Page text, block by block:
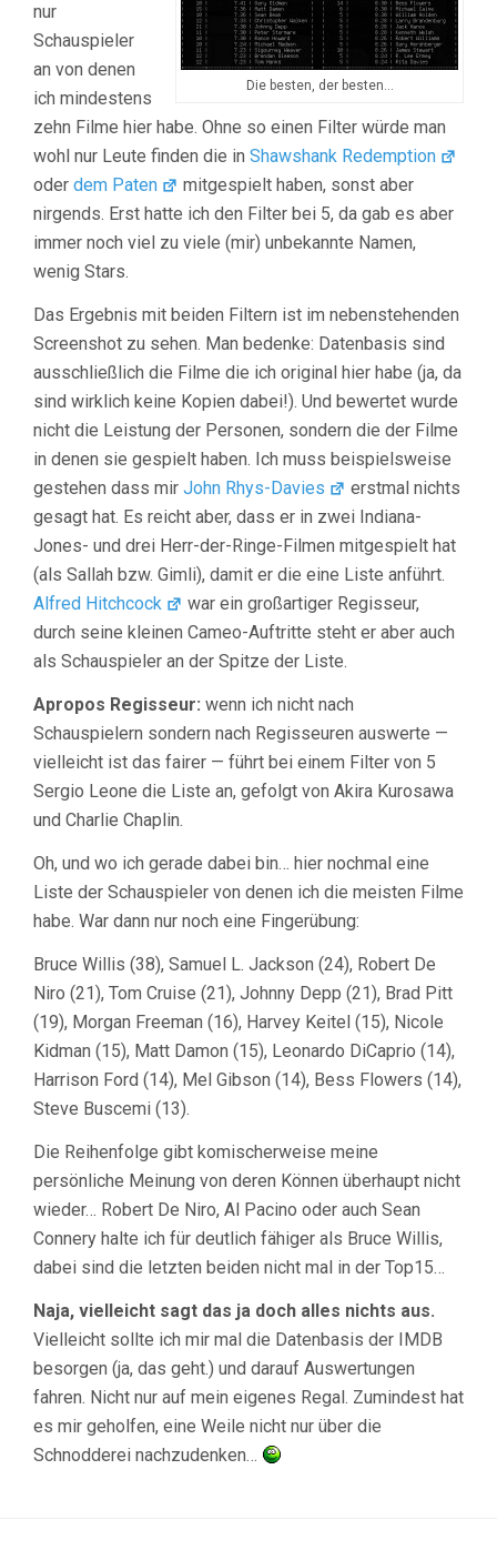
Die besten, der besten…
nur
Schauspieler
an von denen
ich mindestens
zehn Filme hier habe. Ohne so einen Filter würde man
wohl nur Leute finden die in Shawshank Redemption
oder dem Paten
mitgespielt haben, sonst aber
nirgends. Erst hatte ich den Filter bei 5, da gab es aber
immer noch viel zu viele (mir) unbekannte Namen,
wenig Stars.
Das Ergebnis mit beiden Filtern ist im nebenstehenden
Screenshot zu sehen. Man bedenke: Datenbasis sind
ausschließlich die Filme die ich original hier habe (ja, da
sind wirklich keine Kopien dabei!). Und bewertet wurde
nicht die Leistung der Personen, sondern die der Filme
in denen sie gespielt haben. Ich muss beispielsweise
gestehen dass mir John Rhys-Davies
erstmal nichts
gesagt hat. Es reicht aber, dass er in zwei Indiana-
Jones- und drei Herr-der-Ringe-Filmen mitgespielt hat
(als Sallah bzw. Gimli), damit er die eine Liste anführt.
Alfred Hitchcock
war ein großartiger Regisseur,
durch seine kleinen Cameo-Auftritte steht er aber auch
als Schauspieler an der Spitze der Liste.
Apropos Regisseur: wenn ich nicht nach
Schauspielern sondern nach Regisseuren auswerte —
vielleicht ist das fairer — führt bei einem Filter von 5
Sergio Leone die Liste an, gefolgt von Akira Kurosawa
und Charlie Chaplin.
Oh, und wo ich gerade dabei bin… hier nochmal eine
Liste der Schauspieler von denen ich die meisten Filme
habe. War dann nur noch eine Fingerübung:
Bruce Willis (38), Samuel L. Jackson (24), Robert De
Niro (21), Tom Cruise (21), Johnny Depp (21), Brad Pitt
(19), Morgan Freeman (16), Harvey Keitel (15), Nicole
Kidman (15), Matt Damon (15), Leonardo DiCaprio (14),
Harrison Ford (14), Mel Gibson (14), Bess Flowers (14),
Steve Buscemi (13).
Die Reihenfolge gibt komischerweise meine
persönliche Meinung von deren Können überhaupt nicht
wieder… Robert De Niro, Al Pacino oder auch Sean
Connery halte ich für deutlich fähiger als Bruce Willis,
dabei sind die letzten beiden nicht mal in der Top15…
Naja, vielleicht sagt das ja doch alles nichts aus.
Vielleicht sollte ich mir mal die Datenbasis der IMDB
besorgen (ja, das geht.) und darauf Auswertungen
fahren. Nicht nur auf mein eigenes Regal. Zumindest hat
es mir geholfen, eine Weile nicht nur über die
Schnodderei nachzudenken…